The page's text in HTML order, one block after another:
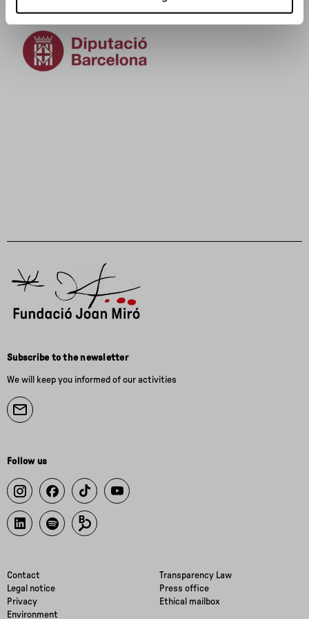
Subscribe to the newsletter
We will keep you informed of our activities
Follow us
Contact
Legal notice
Privacy
Environment
Transparency Law
Press office
Ethical mailbox